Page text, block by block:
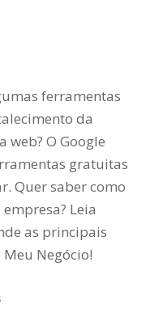
ferramentas
da
web? O Google
gratuitas
Quer saber como
Leia
as principais
Negócio!